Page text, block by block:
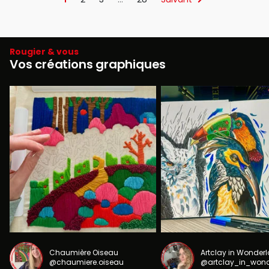
Rougier & vous
Vos créations graphiques
Chaumière Oiseau
@chaumiere.oiseau
Artclay in